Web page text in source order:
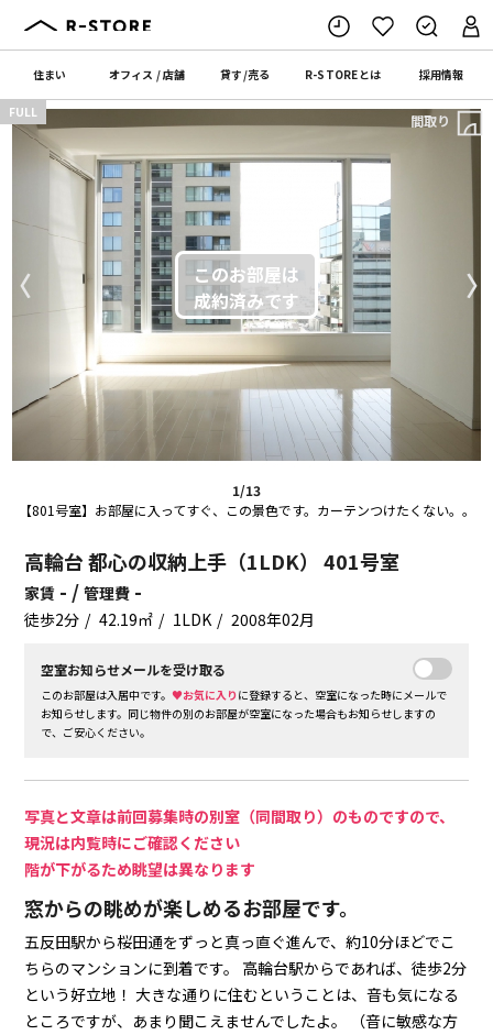
住まい オフィス /店舗 貸す/売る R-STOREとは 採用情報
1/13
【801号室】お部屋に入ってすぐ、この景色です。カーテンつけたくない。。
〈 〉
FULL 間取り
高輪台 都心の収納上手（1LDK） 401号室
家賃 - /管理費 -
徒歩2分 42.19㎡ 1LDK 2008年02月
空室お知らせメールを受け取る
このお部屋は入居中です。♥お気に入り に登録すると、空室になった時にメールで
お知らせします。同じ物件の別のお部屋が空室になった場合もお知らせしますの
で、ご安心ください。
写真と文章は前回募集時の別室（同間取り）のものですので、
現況は内覧時にご確認ください
階が下がるため眺望は異なります
窓からの眺めが楽しめるお部屋です。
五反田駅から桜田通をずっと真っ直ぐ進んで、約10分ほどでこ
ちらのマンションに到着です。
高輪台駅からであれば、徒歩2分
という好立地！ 大きな通りに住むということは、音も気になる
ところですが、あまり聞こえませんでしたよ。
（音に敏感な方